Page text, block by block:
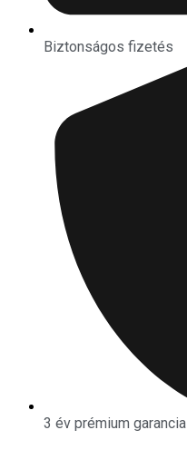
Biztonságos fizetés
3 év prémium garancia